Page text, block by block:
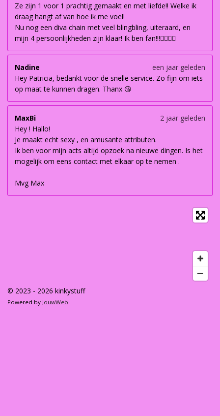
Ze zijn 1 voor 1 prachtig gemaakt en met liefde!! Welke ik
draag hangt af van hoe ik me voel!
Nu nog een diva chain met veel blingbling, uiteraard, en
mijn 4 persoonlijkheden zijn klaar! Ik ben fan!!!👌🏽👌🏽
Nadine
een jaar geleden
Hey Patricia, bedankt voor de snelle service. Zo fijn om iets
op maat te kunnen dragen. Thanx 😘
MaxBi
2 jaar geleden
Hey ! Hallo!
Je maakt echt sexy , en amusante attributen.
Ik ben voor mijn acts altijd opzoek na nieuwe dingen. Is het
mogelijk om eens contact met elkaar op te nemen .
Mvg Max
© 2023 - 2026 kinkystuff
Powered by JouwWeb